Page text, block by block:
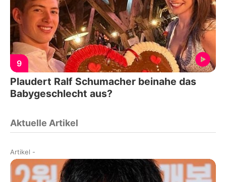
9
Plaudert Ralf Schumacher beinahe das
Babygeschlecht aus?
Aktuelle Artikel
Artikel -